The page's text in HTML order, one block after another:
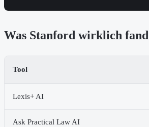
Was Stanford wirklich fand
Tool
Lexis+ AI
Ask Practical Law AI